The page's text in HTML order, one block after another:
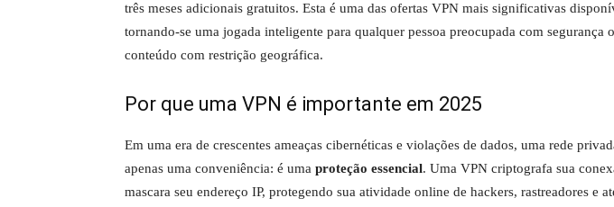
três meses adicionais gratuitos. Esta é uma das ofertas VPN mais significativas
tornando-se uma jogada inteligente para qualquer pessoa preocupada com segurança
conteúdo com restrição geográfica.
Por que uma VPN é importante em 2025
Em uma era de crescentes ameaças cibernéticas e violações de dados, uma rede
apenas uma conveniência: é uma proteção essencial. Uma VPN criptografa sua
mascara seu endereço IP, protegendo sua atividade online de hackers, rastreadores e